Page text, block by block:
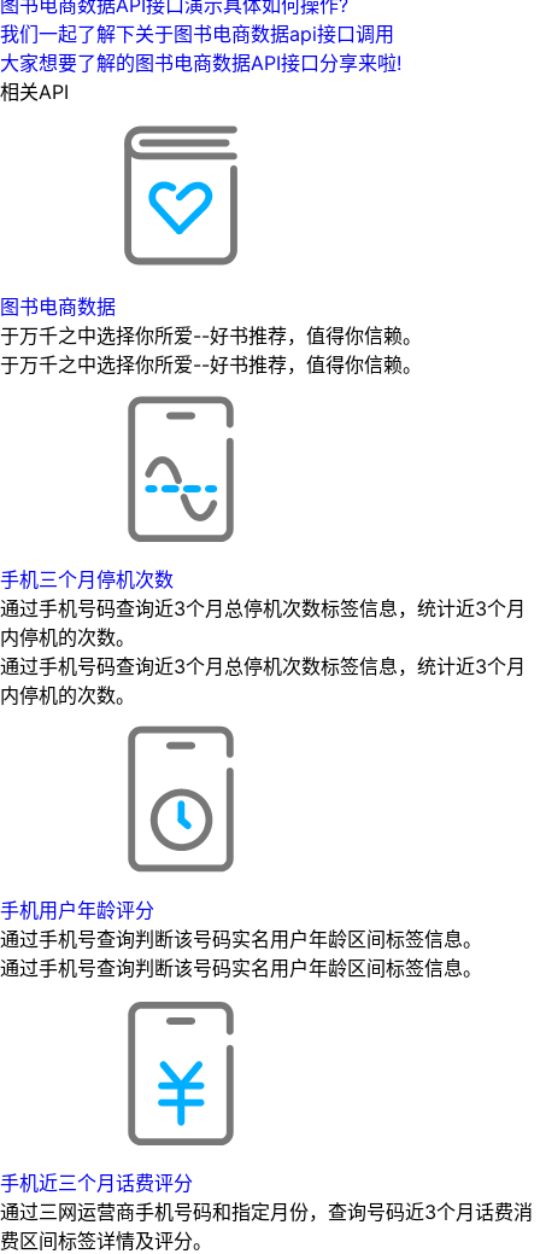
我们一起了解下关于图书电商数据api接口调用
大家想要了解的图书电商数据API接口分享来啦!
相关API
图书电商数据
于万千之中选择你所爱--好书推荐，值得你信赖。
于万千之中选择你所爱--好书推荐，值得你信赖。
手机三个月停机次数
通过手机号码查询近3个月总停机次数标签信息，统计近3个月
内停机的次数。
通过手机号码查询近3个月总停机次数标签信息，统计近3个月
内停机的次数。
手机用户年龄评分
通过手机号查询判断该号码实名用户年龄区间标签信息。
通过手机号查询判断该号码实名用户年龄区间标签信息。
手机近三个月话费评分
通过三网运营商手机号码和指定月份，查询号码近3个月话费消
费区间标签详情及评分。